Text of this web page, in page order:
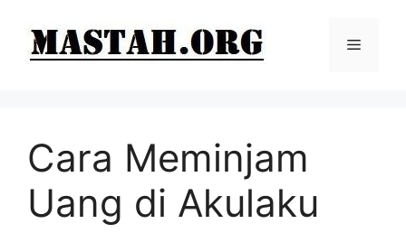
Menu
Cara Meminjam
Uang di Akulaku